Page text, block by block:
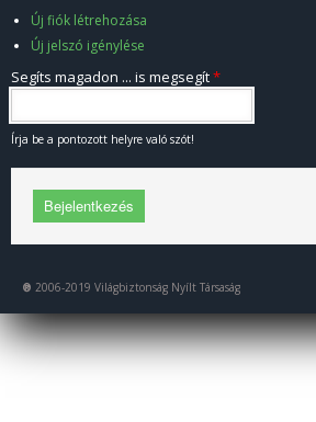
Új fiók létrehozása
Új jelszó igénylése
Segíts magadon ... is megsegít*
Írja be a pontozott helyre való szót!
® 2006-2019 Világbiztonság Nyílt Társaság